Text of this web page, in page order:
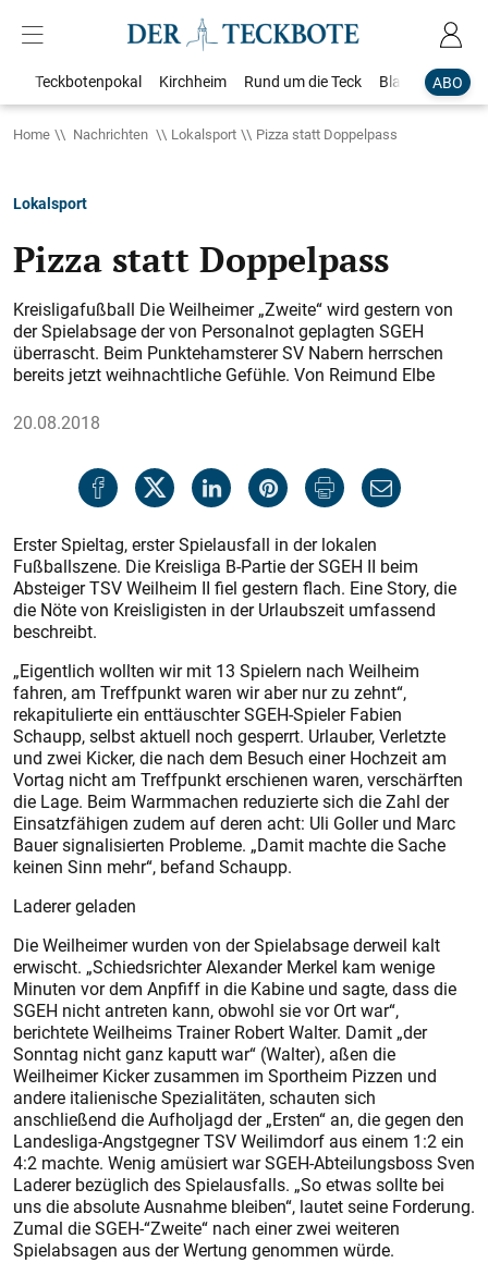
ABO
Teckbotenpokal Kirchheim Rund um die Teck Blaulicht
Home Nachrichten Lokalsport Pizza statt Doppelpass
Lokalsport
Pizza statt Doppelpass
Kreisligafußball Die Weilheimer „Zweite“ wird gestern von
der Spielabsage der von Personalnot geplagten SGEH
überrascht. Beim Punktehamsterer SV Nabern herrschen
bereits jetzt weihnachtliche Gefühle. Von Reimund Elbe
20.08.2018
Erster Spieltag, erster Spielausfall in der lokalen
Fußballszene. Die Kreisliga B-Partie der SGEH II beim
Absteiger TSV Weilheim II fiel gestern flach. Eine Story, die
die Nöte von Kreisligisten in der Urlaubszeit umfassend
beschreibt.
„Eigentlich wollten wir mit 13 Spielern nach Weilheim
fahren, am Treffpunkt waren wir aber nur zu zehnt“,
rekapitulierte ein enttäuschter SGEH-Spieler Fabien
Schaupp, selbst aktuell noch gesperrt. Urlauber, Verletzte
und zwei Kicker, die nach dem Besuch einer Hochzeit am
Vortag nicht am Treffpunkt erschienen waren, verschärften
die Lage. Beim Warmmachen reduzierte sich die Zahl der
Einsatzfähigen zudem auf deren acht: Uli Goller und Marc
Bauer signalisierten Probleme. „Damit machte die Sache
keinen Sinn mehr“, befand Schaupp.
Laderer geladen
Die Weilheimer wurden von der Spielabsage derweil kalt
erwischt. „Schiedsrichter Alexander Merkel kam wenige
Minuten vor dem Anpfiff in die Kabine und sagte, dass die
SGEH nicht antreten kann, obwohl sie vor Ort war“,
berichtete Weilheims Trainer Robert Walter. Damit „der
Sonntag nicht ganz kaputt war“ (Walter), aßen die
Weilheimer Kicker zusammen im Sportheim Pizzen und
andere italienische Spezialitäten, schauten sich
anschließend die Aufholjagd der „Ersten“ an, die gegen den
Landesliga-Angstgegner TSV Weilimdorf aus einem 1:2 ein
4:2 machte. Wenig amüsiert war SGEH-Abteilungsboss Sven
Laderer bezüglich des Spielausfalls. „So etwas sollte bei
uns die absolute Ausnahme bleiben“, lautet seine Forderung.
Zumal die SGEH-“Zweite“ nach einer zwei weiteren
Spielabsagen aus der Wertung genommen würde.